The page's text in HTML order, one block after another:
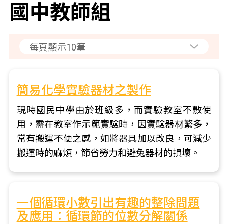
國中教師組
簡易化學實驗器材之製作
現時國民中學由於班級多，而實驗教室不敷使
用，需在教室作示範實驗時，因實驗器材繁多，
常有搬運不便之感，如將器具加以改良，可減少
搬運時的麻煩，節省勞力和避兔器材的損壞。
一個循環小數引出有趣的整除問題
及應用：循環節的位數分解關係